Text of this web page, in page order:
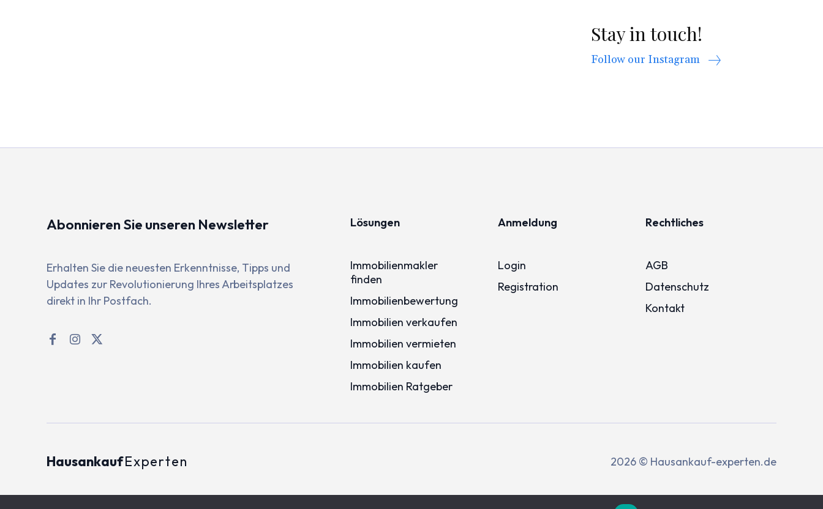
Stay in touch!
Follow our Instagram
Abonnieren Sie unseren Newsletter
Erhalten Sie die neuesten Erkenntnisse, Tipps und
Updates zur Revolutionierung Ihres Arbeitsplatzes
direkt in Ihr Postfach.
Lösungen
Immobilienmakler
finden
Immobilienbewertung
Immobilien verkaufen
Immobilien vermieten
Immobilien kaufen
Immobilien Ratgeber
Anmeldung
Login
Registration
Rechtliches
AGB
Datenschutz
Kontakt
HausankaufExperten 2026 © Hausankauf-experten.de